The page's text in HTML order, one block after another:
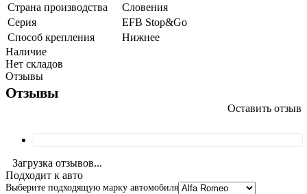
Страна производства
Словения
Серия
EFB Stop&Go
Способ крепления
Нижнее
Наличие
Нет складов
Отзывы
Отзывы
Оставить отзыв
Загрузка отзывов...
Подходит к авто
Выберите подходящую марку автомобиля